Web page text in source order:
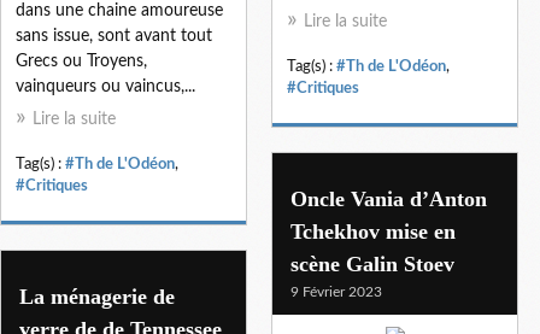
Lire la suite
Tag(s) : #Th de L'Odéon,
#Critiques
dans une chaine amoureuse
sans issue, sont avant tout
Grecs ou Troyens,
vainqueurs ou vaincus,...
Lire la suite
Tag(s) : #Th de L'Odéon,
#Critiques
Oncle Vania d’Anton
Tchekhov mise en
scène Galin Stoev
9 Février 2023
La ménagerie de
verre de de Tennessee